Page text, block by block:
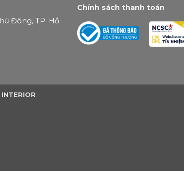
Đông, TP. Hồ
Chính sách thanh toán
INTERIOR